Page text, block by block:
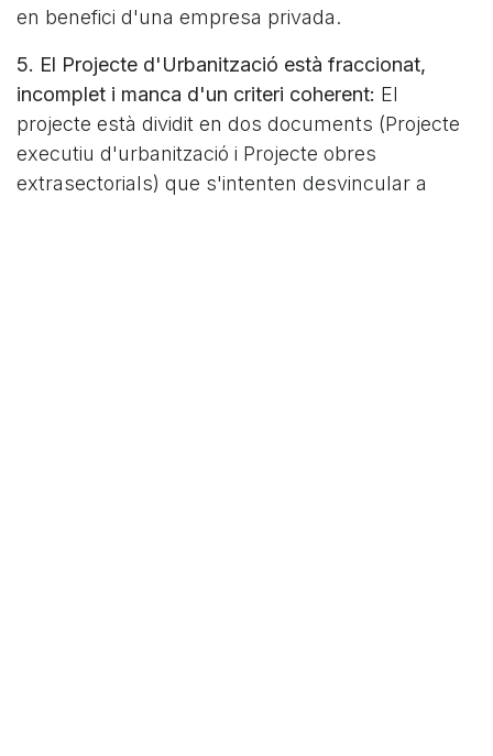
en benefici d'una empresa privada.
5. El Projecte d'Urbanització està fraccionat,
incomplet i manca d'un criteri coherent: El
projecte està dividit en dos documents (Projecte
executiu d'urbanització i Projecte obres
extrasectorials) que s'intenten desvincular a